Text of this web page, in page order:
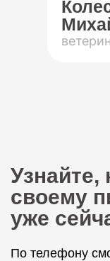
Узнайте,
своему
уже
По телефону